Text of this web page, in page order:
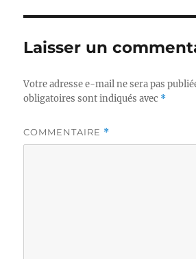
Laisser un
Votre adresse e-mail ne sera pas
obligatoires sont indiqués avec *
COMMENTAIRE *